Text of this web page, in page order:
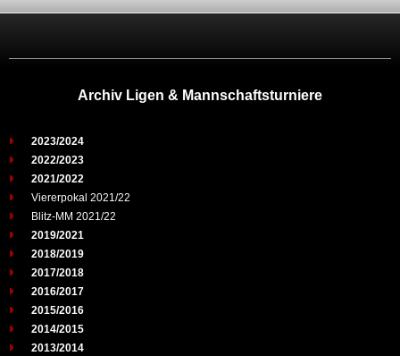
Archiv Ligen & Mannschaftsturniere
2023/2024
2022/2023
2021/2022
Viererpokal 2021/22
Blitz-MM 2021/22
2019/2021
2018/2019
2017/2018
2016/2017
2015/2016
2014/2015
2013/2014